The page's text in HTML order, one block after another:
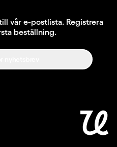
vår e-postlista. Registrera
beställning.